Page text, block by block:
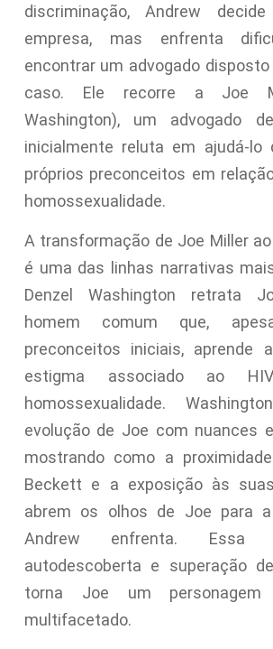
discriminação, Andrew
empresa, mas enfrenta
encontrar um advogado
caso. Ele recorre a Joe
Washington), um advogado
inicialmente reluta em ajudá-lo
próprios preconceitos em
homossexualidade.
A transformação de Joe Miller
é uma das linhas narrativas
Denzel Washington retrata
homem comum que,
preconceitos iniciais, aprende
estigma associado ao
homossexualidade.
evolução de Joe com nuances
mostrando como a
Beckett e a exposição às
abrem os olhos de Joe para
Andrew enfrenta. Essa
autodescoberta e superação
torna Joe um personagem
multifacetado.